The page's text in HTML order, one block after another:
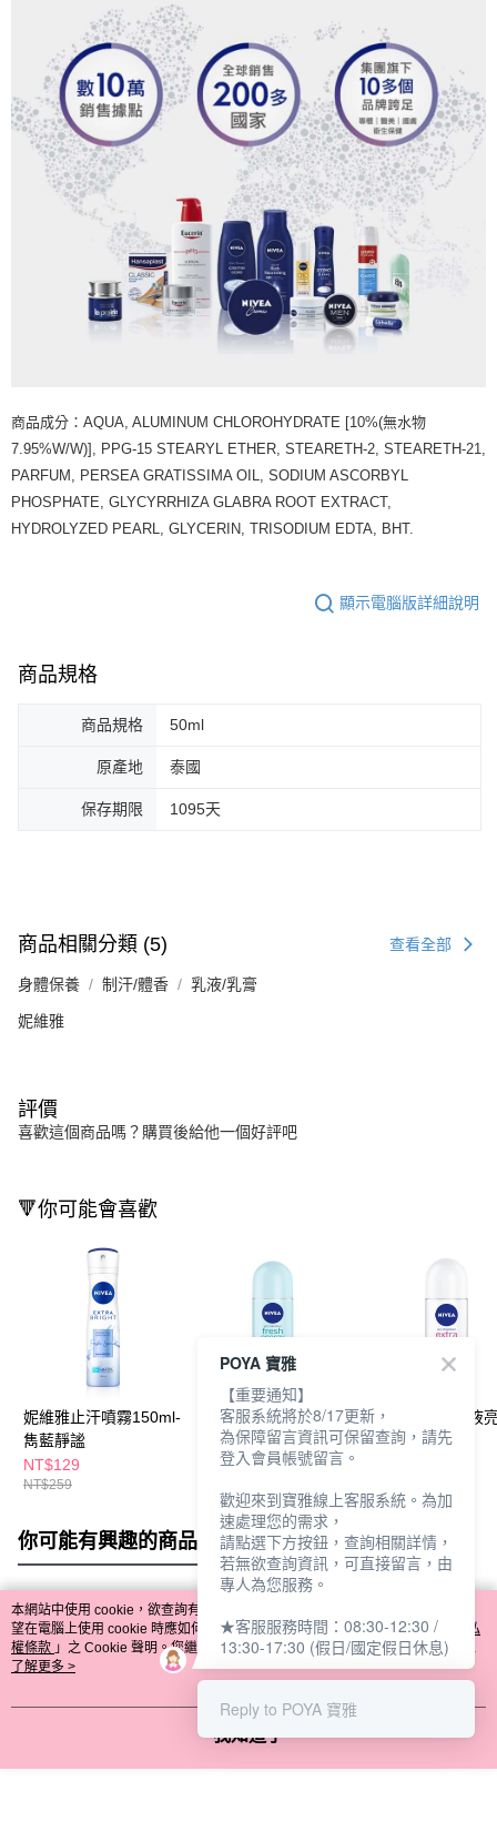
商品成分：AQUA, ALUMINUM CHLOROHYDRATE [10%(無水物
7.95%W/W)], PPG-15 STEARYL ETHER, STEARETH-2, STEARETH-21,
PARFUM, PERSEA GRATISSIMA OIL, SODIUM ASCORBYL
PHOSPHATE, GLYCYRRHIZA GLABRA ROOT EXTRACT,
HYDROLYZED PEARL, GLYCERIN, TRISODIUM EDTA, BHT.
顯示電腦版詳細說明
商品規格
商品規格 50ml
原產地 泰國
保存期限 1095天
商品相關分類 (5) 查看全部
身體保養 制汗/體香 乳液/乳膏
妮維雅
評價
喜歡這個商品嗎？購買後給他一個好評吧
🔻你可能會喜歡
妮維雅止汗噴霧150ml-
雋藍靜謐
NT$129
NT$259
妮維雅 止汗爽身乳液
清新舒涼50ml
NT$139
妮維雅止汗乳液
列50ml
你可能有興趣的商品 全站排行
熱門標籤
本網站中使用 cookie，欲查詢有關本網站使用 cookie 方式之詳情，及若您不希
望在電腦上使用 cookie 時應如何變更電腦的 cookie 設定，請參閱本網站「
隱私
權條款 」之 Cookie 聲明。您繼續使用本網站即表示您同意本公司得按本網站使
用條款之 Cookie 聲明使用 cookie。
了解更多 >
我知道了
POYA 寶雅
【重要通知】
客服系統將於8/17更新，
為保障留言資訊可保留查詢，請先
登入會員帳號留言。
歡迎來到寶雅線上客服系統。為加
速處理您的需求，
請點選下方按鈕，查詢相關詳情，
若無欲查詢資訊，可直接留言，由
專人為您服務。
★客服服務時間：08:30-12:30 /
13:30-17:30 (假日/國定假日休息)
Reply to POYA 寶雅